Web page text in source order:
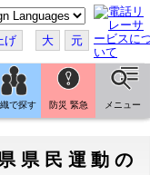
げ 大 元
で探す 防災 緊急 メニュー
県民運動の